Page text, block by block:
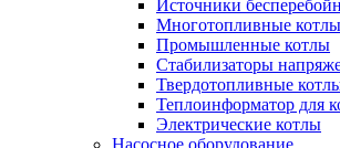
Источники
Многотопливные котлы
Промышленные котлы
Стабилизаторы
Твердотопливные
Теплоинформатор для
Электрические котлы
Насосное оборудование